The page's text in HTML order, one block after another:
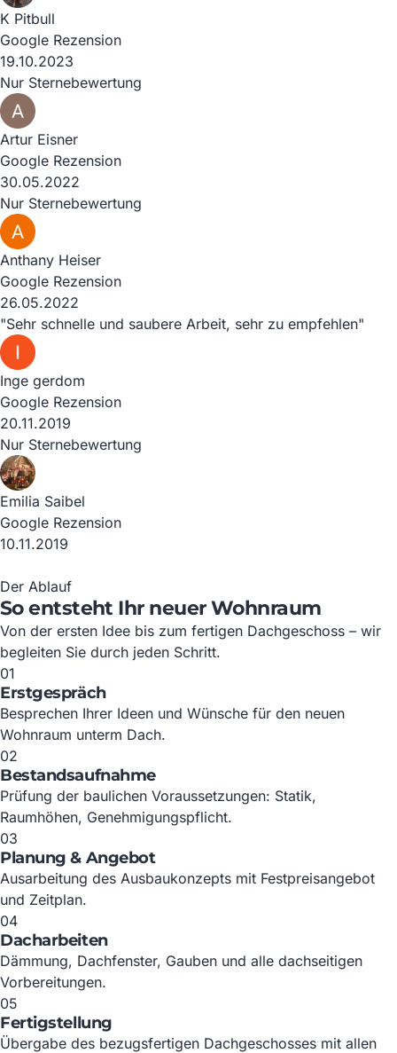
K Pitbull
Google Rezension
19.10.2023
Nur Sternebewertung
Artur Eisner
Google Rezension
30.05.2022
Nur Sternebewertung
Anthany Heiser
Google Rezension
26.05.2022
"Sehr schnelle und saubere Arbeit, sehr zu empfehlen"
Inge gerdom
Google Rezension
20.11.2019
Nur Sternebewertung
Emilia Saibel
Google Rezension
10.11.2019
Der Ablauf
So entsteht Ihr neuer Wohnraum
Von der ersten Idee bis zum fertigen Dachgeschoss – wir
begleiten Sie durch jeden Schritt.
01
Erstgespräch
Besprechen Ihrer Ideen und Wünsche für den neuen
Wohnraum unterm Dach.
02
Bestandsaufnahme
Prüfung der baulichen Voraussetzungen: Statik,
Raumhöhen, Genehmigungspflicht.
03
Planung & Angebot
Ausarbeitung des Ausbaukonzepts mit Festpreisangebot
und Zeitplan.
04
Dacharbeiten
Dämmung, Dachfenster, Gauben und alle dachseitigen
Vorbereitungen.
05
Fertigstellung
Übergabe des bezugsfertigen Dachgeschosses mit allen